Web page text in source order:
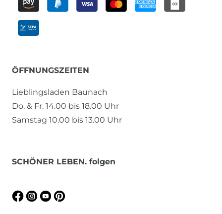
ÖFFNUNGSZEITEN
Lieblingsladen Baunach
Do. & Fr. 14.00 bis 18.00 Uhr
Samstag 10.00 bis 13.00 Uhr
SCHÖNER LEBEN. folgen